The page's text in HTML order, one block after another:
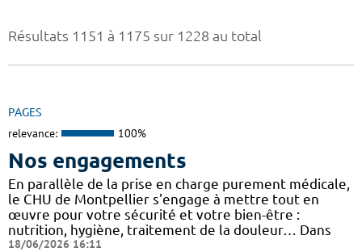
Résultats 1151 à 1175 sur 1228 au total
PAGES
relevance: 100%
Nos engagements
En parallèle de la prise en charge purement médicale,
le CHU de Montpellier s'engage à mettre tout en
œuvre pour votre sécurité et votre bien-être :
nutrition, hygiène, traitement de la douleur… Dans
18/06/2026 16:11